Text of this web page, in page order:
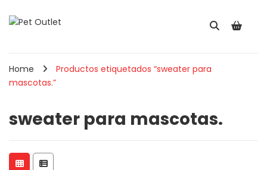
Home
Productos etiquetados “sweater para
mascotas.”
sweater para mascotas.